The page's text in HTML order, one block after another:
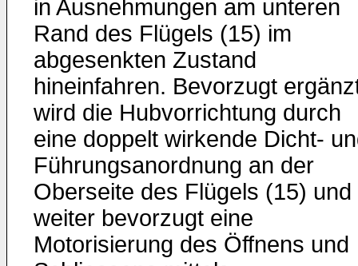
in Ausnehmungen am unteren
Rand des Flügels (15) im
abgesenkten Zustand
hineinfahren. Bevorzugt
wird die Hubvorrichtung durch
eine doppelt wirkende Dicht-
Führungsanordnung an der
Oberseite des Flügels (15) und
weiter bevorzugt eine
Motorisierung des Öffnens und